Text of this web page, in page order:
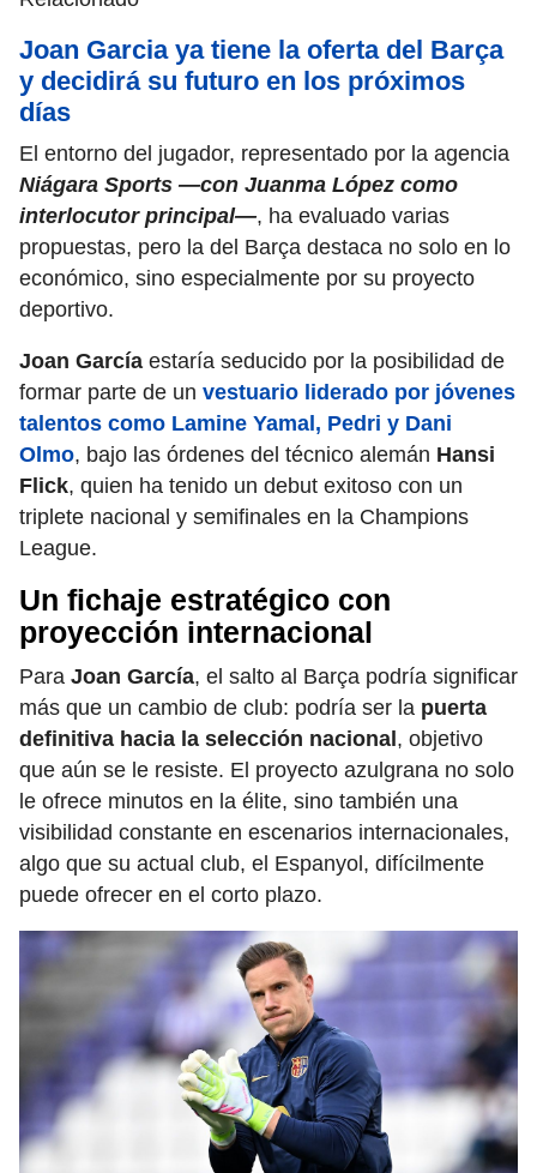
Joan Garcia ya tiene la oferta del Barça
y decidirá su futuro en los próximos
días
El entorno del jugador, representado por la agencia
Niágara Sports —con Juanma López como
interlocutor principal—, ha evaluado varias
propuestas, pero la del Barça destaca no solo en lo
económico, sino especialmente por su proyecto
deportivo.
Joan García estaría seducido por la posibilidad de
formar parte de un vestuario liderado por jóvenes
talentos como Lamine Yamal, Pedri y Dani
Olmo, bajo las órdenes del técnico alemán Hansi
Flick, quien ha tenido un debut exitoso con un
triplete nacional y semifinales en la Champions
League.
Un fichaje estratégico con
proyección internacional
Para Joan García, el salto al Barça podría significar
más que un cambio de club: podría ser la puerta
definitiva hacia la selección nacional , objetivo
que aún se le resiste. El proyecto azulgrana no solo
le ofrece minutos en la élite, sino también una
visibilidad constante en escenarios internacionales,
algo que su actual club, el Espanyol, difícilmente
puede ofrecer en el corto plazo.